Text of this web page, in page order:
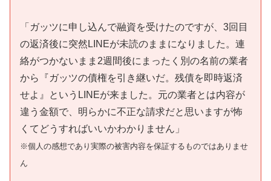
「ガッツに申し込んで融資を受けたのですが、3回目
の返済後に突然LINEが未読のままになりました。連
絡がつかないまま2週間後にまったく別の名前の業者
から『ガッツの債権を引き継いだ。残債を即時返済
せよ』というLINEが来ました。元の業者とは内容が
違う金額で、明らかに不正な請求だと思いますが怖
くてどうすればいいかわかりません」
※個人の感想であり実際の被害内容を保証するものではありませ
ん